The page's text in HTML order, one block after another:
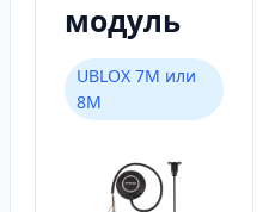
модуль
UBLOX 7M или
8M